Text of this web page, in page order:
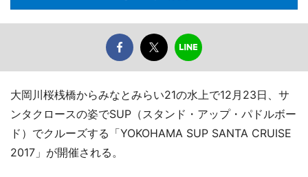
大岡川桜桟橋からみなとみらい21の水上で12月23日、サ
ンタクロースの姿でSUP（スタンド・アップ・パドルボー
ド）でクルーズする「YOKOHAMA SUP SANTA CRUISE
2017」が開催される。